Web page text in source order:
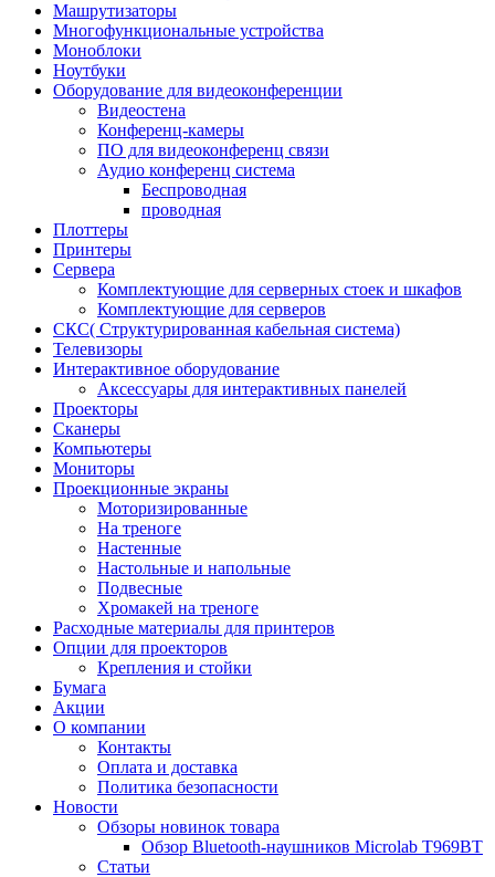
Машрутизаторы
Многофункциональные устройства
Моноблоки
Ноутбуки
Оборудование для видеоконференции
Видеостена
Конференц-камеры
ПО для видеоконференц связи
Аудио конференц система
Беспроводная
проводная
Плоттеры
Принтеры
Сервера
Комплектующие для серверных стоек и шкафов
Комплектующие для серверов
СКС( Структурированная кабельная система)
Телевизоры
Интерактивное оборудование
Аксессуары для интерактивных панелей
Проекторы
Сканеры
Компьютеры
Мониторы
Проекционные экраны
Моторизированные
На треноге
Настенные
Настольные и напольные
Подвесные
Хромакей на треноге
Расходные материалы для принтеров
Опции для проекторов
Крепления и стойки
Бумага
Акции
О компании
Контакты
Оплата и доставка
Политика безопасности
Новости
Обзоры новинок товара
Обзор Bluetooth-наушников Microlab T969BT
Статьи